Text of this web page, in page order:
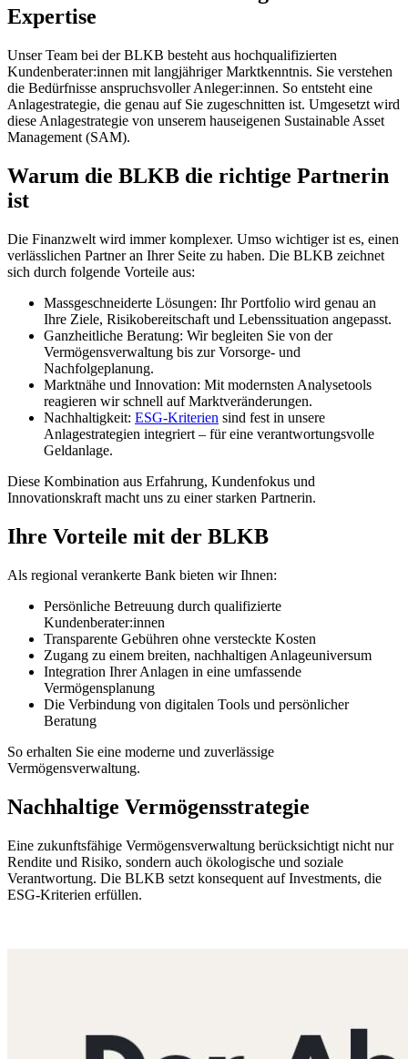
Expertise
Unser Team bei der BLKB besteht aus hochqualifizierten
Kundenberater:innen mit langjähriger Marktkenntnis. Sie verstehen
die Bedürfnisse anspruchsvoller Anleger:innen. So entsteht eine
Anlagestrategie, die genau auf Sie zugeschnitten ist. Umgesetzt wird
diese Anlagestrategie von unserem hauseigenen Sustainable Asset
Management (SAM).
Warum die BLKB die richtige Partnerin
ist
Die Finanzwelt wird immer komplexer. Umso wichtiger ist es, einen
verlässlichen Partner an Ihrer Seite zu haben. Die BLKB zeichnet
sich durch folgende Vorteile aus:
Massgeschneiderte Lösungen: Ihr Portfolio wird genau an
Ihre Ziele, Risikobereitschaft und Lebenssituation angepasst.
Ganzheitliche Beratung: Wir begleiten Sie von der
Vermögensverwaltung bis zur Vorsorge- und
Nachfolgeplanung.
Marktnähe und Innovation: Mit modernsten Analysetools
reagieren wir schnell auf Marktveränderungen.
Nachhaltigkeit: ESG-Kriterien sind fest in unsere
Anlagestrategien integriert – für eine verantwortungsvolle
Geldanlage.
Diese Kombination aus Erfahrung, Kundenfokus und
Innovationskraft macht uns zu einer starken Partnerin.
Ihre Vorteile mit der BLKB
Als regional verankerte Bank bieten wir Ihnen:
Persönliche Betreuung durch qualifizierte
Kundenberater:innen
Transparente Gebühren ohne versteckte Kosten
Zugang zu einem breiten, nachhaltigen Anlageuniversum
Integration Ihrer Anlagen in eine umfassende
Vermögensplanung
Die Verbindung von digitalen Tools und persönlicher
Beratung
So erhalten Sie eine moderne und zuverlässige
Vermögensverwaltung.
Nachhaltige Vermögensstrategie
Eine zukunftsfähige Vermögensverwaltung berücksichtigt nicht nur
Rendite und Risiko, sondern auch ökologische und soziale
Verantwortung. Die BLKB setzt konsequent auf Investments, die
ESG-Kriterien erfüllen.